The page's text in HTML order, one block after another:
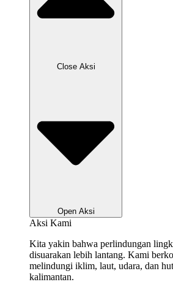
Close Aksi
Open Aksi
Aksi Kami
Kita yakin bahwa perlindungan
disuarakan lebih lantang. Kami
melindungi iklim, laut, udara, dan
kalimantan.